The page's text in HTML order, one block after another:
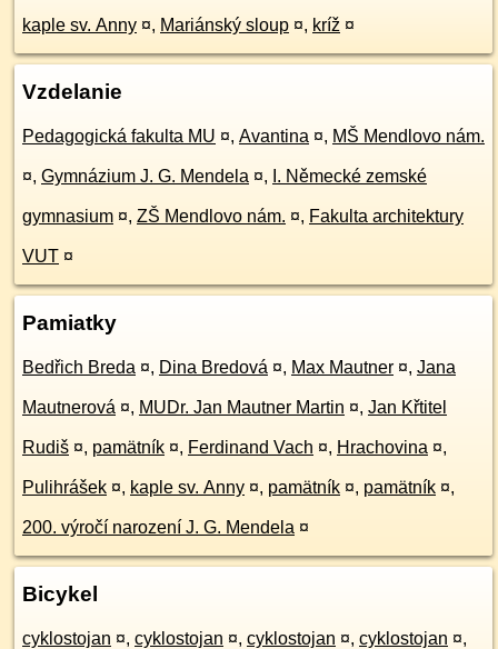
kaple sv. Anny ¤, Mariánský sloup ¤, kríž ¤
Vzdelanie
Pedagogická fakulta MU ¤, Avantina ¤, MŠ Mendlovo nám.
¤, Gymnázium J. G. Mendela ¤, I. Německé zemské
gymnasium ¤, ZŠ Mendlovo nám. ¤, Fakulta architektury
VUT ¤
Pamiatky
Bedřich Breda ¤, Dina Bredová ¤, Max Mautner ¤, Jana
Mautnerová ¤, MUDr. Jan Mautner Martin ¤, Jan Křtitel
Rudiš ¤, pamätník ¤, Ferdinand Vach ¤, Hrachovina ¤,
Pulihrášek ¤, kaple sv. Anny ¤, pamätník ¤, pamätník ¤,
200. výročí narození J. G. Mendela ¤
Bicykel
cyklostojan ¤, cyklostojan ¤, cyklostojan ¤, cyklostojan ¤,